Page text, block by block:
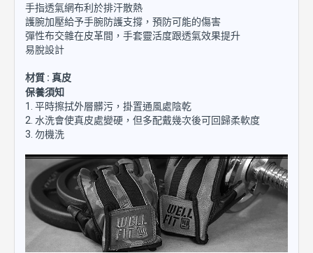
手指透氣網布利於排汗散熱
護腕加壓給予手腕防護支撐，預防可能的傷害
彈性布交雜在皮革間，手套靈活度跟透氣效果提升
易脫設計
材質 : 真皮
保養須知
1. 平時擦拭外層髒污，掛置通風處陰乾
2. 水洗會使真皮處變硬，但多配戴幾次後可回歸柔軟度
3. 勿機洗